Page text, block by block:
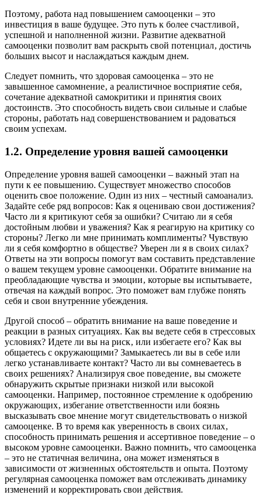
Поэтому‚ работа над повышением самооценки – это
инвестиция в ваше будущее. Это путь к более счастливой‚
успешной и наполненной жизни. Развитие адекватной
самооценки позволит вам раскрыть свой потенциал‚ достичь
больших высот и наслаждаться каждым днем.
Следует помнить‚ что здоровая самооценка – это не
завышенное самомнение‚ а реалистичное восприятие себя‚
сочетание адекватной самокритики и принятия своих
достоинств. Это способность видеть свои сильные и слабые
стороны‚ работать над совершенствованием и радоваться
своим успехам.
1.2. Определение уровня вашей самооценки
Определение уровня вашей самооценки – важный этап на
пути к ее повышению. Существует множество способов
оценить свое положение. Один из них – честный самоанализ.
Задайте себе ряд вопросов: Как я оцениваю свои достижения?
Часто ли я критикуют себя за ошибки? Считаю ли я себя
достойным любви и уважения? Как я реагирую на критику со
стороны? Легко ли мне принимать комплименты? Чувствую
ли я себя комфортно в обществе? Уверен ли я в своих силах?
Ответы на эти вопросы помогут вам составить представление
о вашем текущем уровне самооценки. Обратите внимание на
преобладающие чувства и эмоции‚ которые вы испытываете‚
отвечая на каждый вопрос. Это поможет вам глубже понять
себя и свои внутренние убеждения.
Другой способ – обратить внимание на ваше поведение и
реакции в разных ситуациях. Как вы ведете себя в стрессовых
условиях? Идете ли вы на риск‚ или избегаете его? Как вы
общаетесь с окружающими? Замыкаетесь ли вы в себе или
легко устанавливаете контакт? Часто ли вы сомневаетесь в
своих решениях? Анализируя свое поведение‚ вы сможете
обнаружить скрытые признаки низкой или высокой
самооценки. Например‚ постоянное стремление к одобрению
окружающих‚ избегание ответственности или боязнь
высказывать свое мнение могут свидетельствовать о низкой
самооценке. В то время как уверенность в своих силах‚
способность принимать решения и ассертивное поведение – о
высоком уровне самооценки. Важно помнить‚ что самооценка
– это не статичная величина‚ она может изменяться в
зависимости от жизненных обстоятельств и опыта. Поэтому
регулярная самооценка поможет вам отслеживать динамику
изменений и корректировать свои действия.